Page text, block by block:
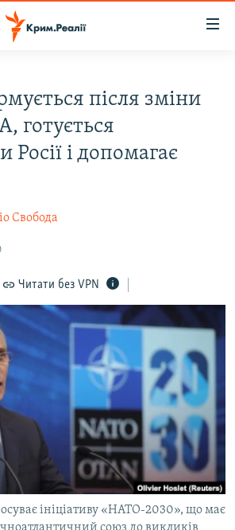
КРИМУ
після зміни
готується
Росії і допомагає
Свобода
Читати без VPN
ініціативу «НАТО-2030», що має